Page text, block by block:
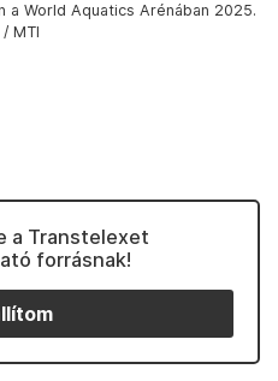
a World Aquatics Arénában 2025.
MTI
a Transtelexet
forrásnak!